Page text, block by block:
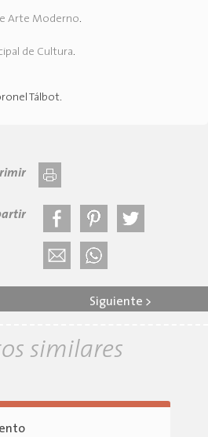
Arte Moderno.
de Cultura.
Tálbot.
Siguiente >
similares